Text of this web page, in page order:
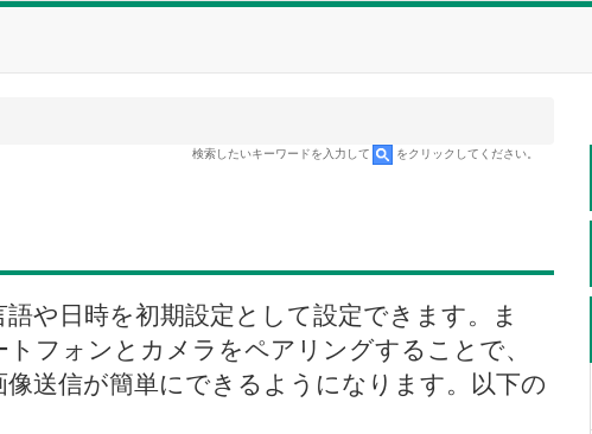
検索したいキーワードを入力して をクリックしてください。
や日時を初期設定として設定できます。ま
フォンとカメラをペアリングすることで、
送信が簡単にできるようになります。以下の